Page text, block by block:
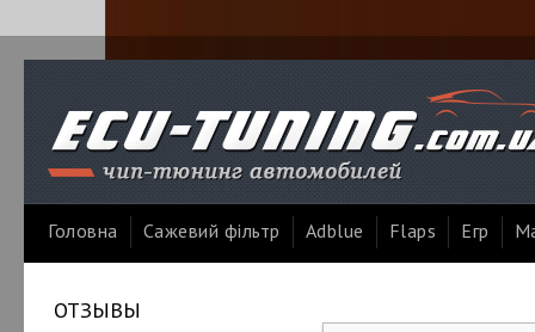
Головна Сажевий фільтр Adblue Flaps Егр
ОТЗЫВЫ